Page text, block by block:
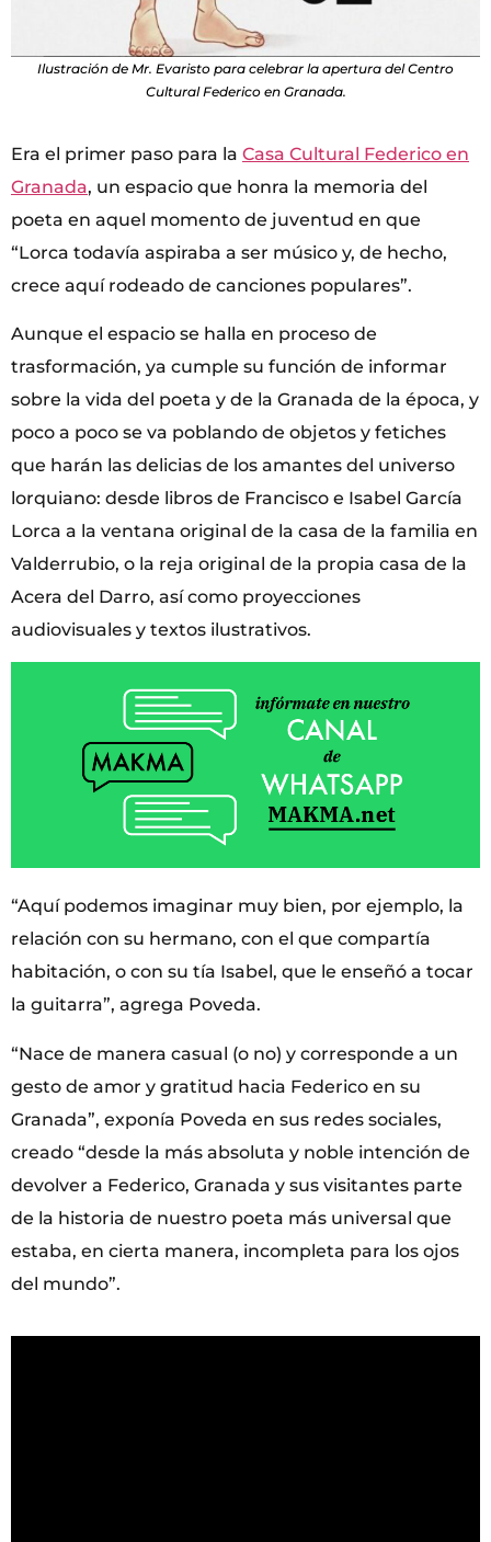
Ilustración de Mr. Evaristo para celebrar la apertura del Centro
Cultural Federico en Granada.
Era el primer paso para la Casa Cultural Federico en
Granada, un espacio que honra la memoria del
poeta en aquel momento de juventud en que
“Lorca todavía aspiraba a ser músico y, de hecho,
crece aquí rodeado de canciones populares”.
Aunque el espacio se halla en proceso de
trasformación, ya cumple su función de informar
sobre la vida del poeta y de la Granada de la época, y
poco a poco se va poblando de objetos y fetiches
que harán las delicias de los amantes del universo
lorquiano: desde libros de Francisco e Isabel García
Lorca a la ventana original de la casa de la familia en
Valderrubio, o la reja original de la propia casa de la
Acera del Darro, así como proyecciones
audiovisuales y textos ilustrativos.
“Aquí podemos imaginar muy bien, por ejemplo, la
relación con su hermano, con el que compartía
habitación, o con su tía Isabel, que le enseñó a tocar
la guitarra”, agrega Poveda.
“Nace de manera casual (o no) y corresponde a un
gesto de amor y gratitud hacia Federico en su
Granada”, exponía Poveda en sus redes sociales,
creado “desde la más absoluta y noble intención de
devolver a Federico, Granada y sus visitantes parte
de la historia de nuestro poeta más universal que
estaba, en cierta manera, incompleta para los ojos
del mundo”.